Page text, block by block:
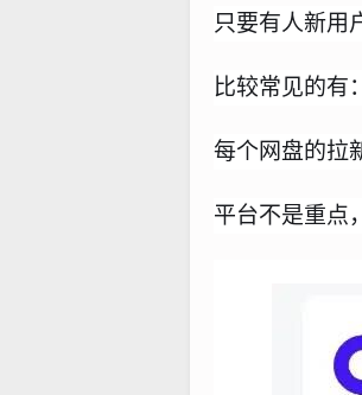
只要有人新用
比较常见的有：
每个网盘的拉
平台不是重点